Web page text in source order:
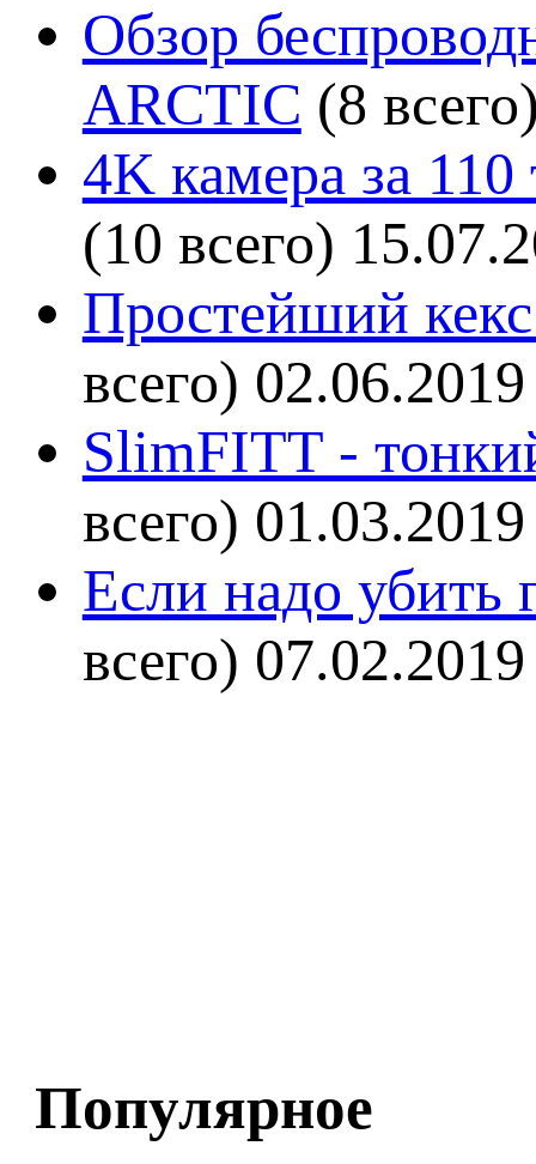
Обзор
ARCTIC (8
4K камера за
(10 всего)
Простейший кекс
всего) 02.06.2019
SlimFITT -
всего) 01.03.2019
Если надо убить
всего) 07.02.2019
Популярное